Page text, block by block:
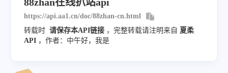
https://api.aa1.cn/doc/88zhan-cn.html
转载时 请保存本API链接 ，完整转载请注明来自 夏柔
API ，作者：中午好，我是